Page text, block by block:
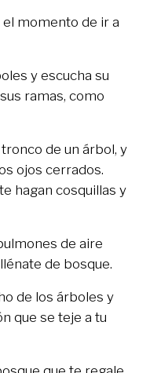
momento de ir a
y escucha su
ramas, como
de un árbol, y
ojos cerrados.
hagan cosquillas y
de aire
de bosque.
de los árboles y
que se teje a tu